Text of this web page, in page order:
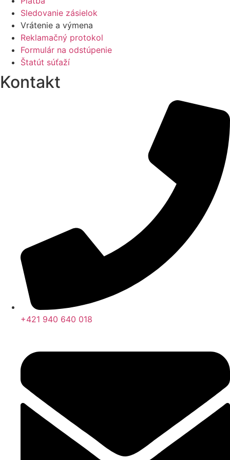
Sledovanie zásielok
Vrátenie a výmena
Reklamačný protokol
Formulár na odstúpenie
Štatút súťaží
Kontakt
+421 940 640 018